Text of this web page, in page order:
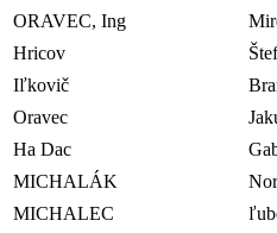
ORAVEC, Ing
Hricov
Iľkovič
Oravec
Ha Dac
MICHALÁK
MICHALEC